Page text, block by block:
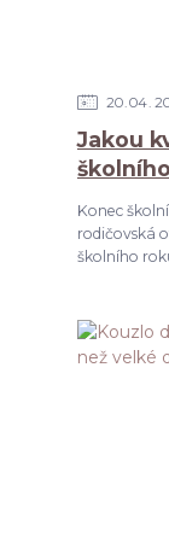
20 04
Jakou
Konec
rodičovská
školního